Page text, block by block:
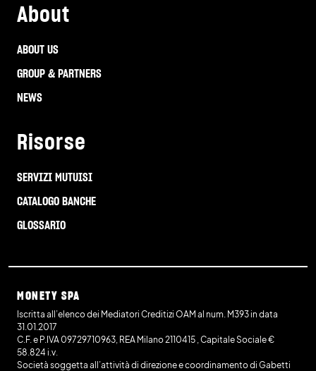
About
ABOUT US
GROUP & PARTNERS
NEWS
Risorse
SERVIZI MUTUISI
CATALOGO BANCHE
GLOSSARIO
MONETY SPA
Iscritta all’elenco dei Mediatori Creditizi OAM al num. M393 in data
31.01.2017
C.F. e P.IVA 09729710963, REA Milano 2110415 , Capitale Sociale €
58.824 i.v.
Società soggetta all’attività di direzione e coordinamento di Gabetti